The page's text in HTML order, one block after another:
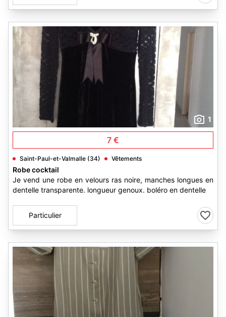
1
7 €
Saint-Paul-et-Valmalle (34) Vêtements
Robe cocktail
Je vend une robe en velours ras noire, manches longues en
dentelle transparente. longueur genoux. boléro en dentelle
Particulier